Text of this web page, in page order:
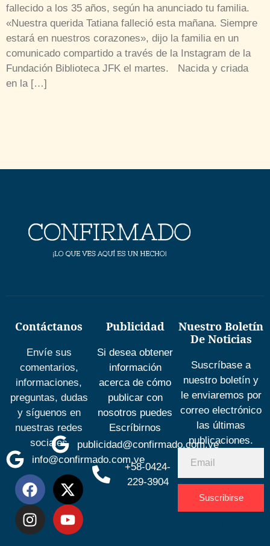
fallecido a los 35 años, según ha anunciado tu familia.
«Nuestra querida Tatiana falleció esta mañana. Siempre
estará en nuestros corazones», dijo la familia en un
comunicado compartido a través de la Instagram de la
Fundación Biblioteca JFK el martes. Nacida y criada
en la […]
Contáctanos
Envíe sus
comentarios,
informaciones,
preguntas, dudas
y síguenos en
nuestras redes
sociales
info@confirmado.com.ve
Publicidad
Si desea obtener
información
acerca de cómo
publicar con
nosotros puedes
Escríbirnos
publicidad@confirmado.com.ve
+58-0424-
229-3904
Nuestro Boletín
De Noticias
Suscríbase a
nuestro boletín y
le enviaremos por
correo electrónico
las últimas
publicaciones.
Suscribirse